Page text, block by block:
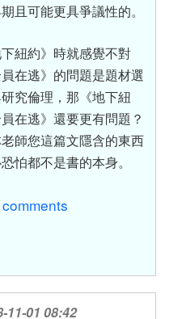
且可能更具爭議性的。
紐約》時就感覺不對
在逃》的問題是題材選
究倫理，那《地下紐
在逃》還要更有問題？
師您這篇文隱含的東西
怕都不是書的本身。
11-01 08:42